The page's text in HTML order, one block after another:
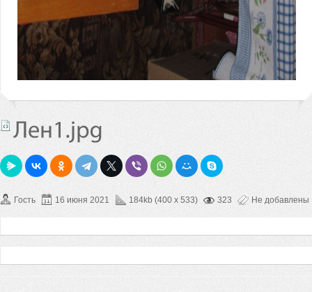
Гость 16 июня 2021 184kb (400 x 533) 323 Не добавлены